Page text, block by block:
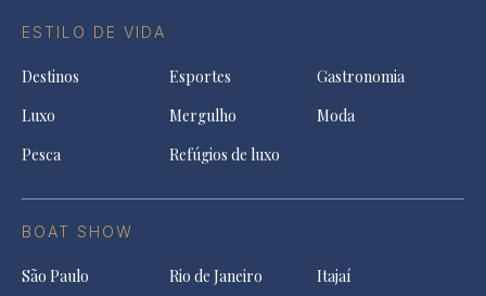
ESTILO DE VIDA
Destinos Esportes
Gastronomia
Luxo
Mergulho
Moda
Pesca
Refúgios de luxo
BOAT SHOW
São Paulo Rio de Janeiro
Itajaí